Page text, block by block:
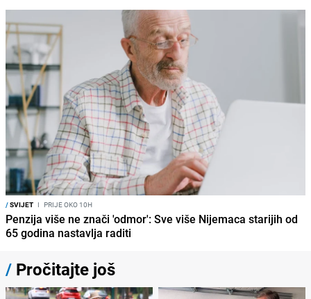
/SVIJET I PRIJE OKO 10H
Penzija više ne znači 'odmor': Sve više Nijemaca starijih od
65 godina nastavlja raditi
/ Pročitajte još